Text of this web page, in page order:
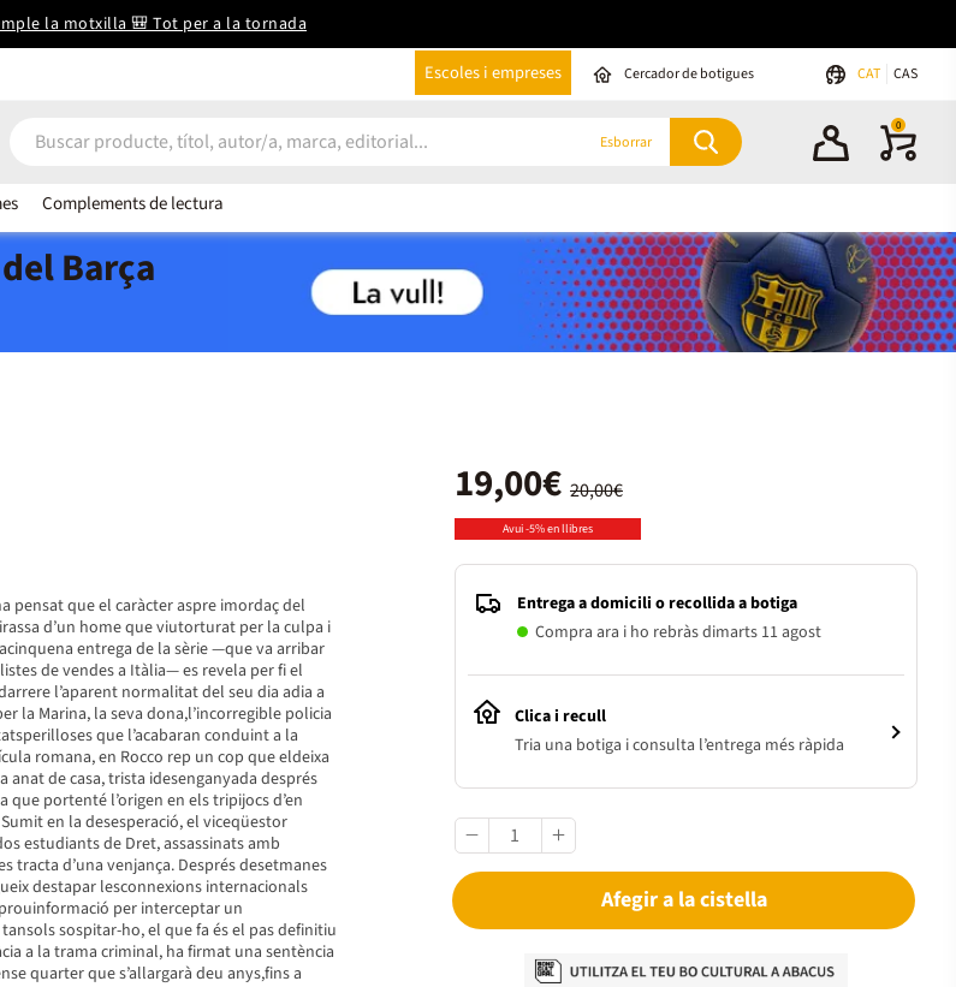
la motxilla 🎒 Tot per a la tornada
Escoles i empreses Cercador de botigues CAT CAS
Complements de lectura
Esborrar
0
Barça
pensat que el caràcter aspre imordaç del
d’un home que viutorturat per la culpa i
entrega de la sèrie —que va arribar
de vendes a Itàlia— es revela per fi el
l’aparent normalitat del seu dia adia a
la Marina, la seva dona,l’incorregible policia
que l’acabaran conduint a la
romana, en Rocco rep un cop que eldeixa
anat de casa, trista idesenganyada després
portenté l’origen en els tripijocs d’en
en la desesperació, el viceqüestor
estudiants de Dret, assassinats amb
tracta d’una venjança. Després desetmanes
destapar lesconnexions internacionals
per interceptar un
sospitar-ho, el que fa és el pas definitiu
a la trama criminal, ha firmat una sentència
quarter que s’allargarà deu anys,fins a
20,00€
19,00€
Avui -5% en llibres
Entrega a domicili o recollida a botiga
Compra ara i ho rebràs dimarts 11 agost
Clica i recull
Tria una botiga i consulta l’entrega més ràpida
Afegir a la cistella